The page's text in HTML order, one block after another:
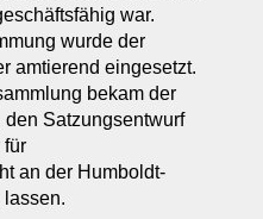
war.
wurde der
amtierend eingesetzt.
bekam der
den Satzungsentwurf
für
an der Humboldt-
lassen.